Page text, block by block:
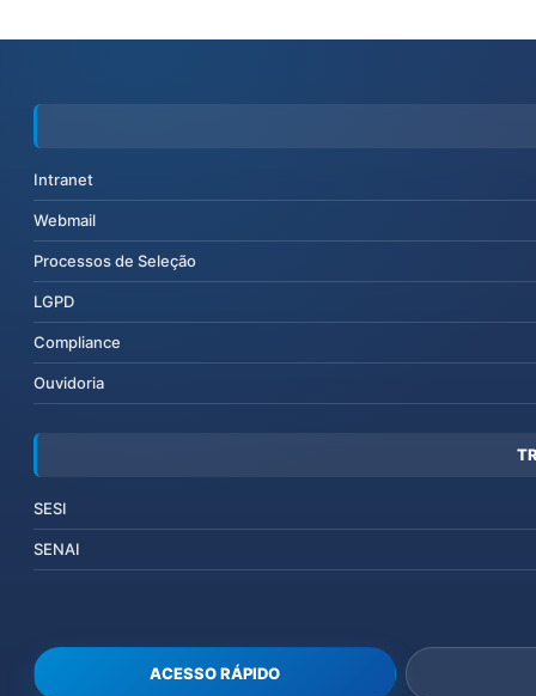
Intranet
Webmail
Processos de Seleção
LGPD
Compliance
Ouvidoria
SESI
SENAI
ACESSO RÁPIDO